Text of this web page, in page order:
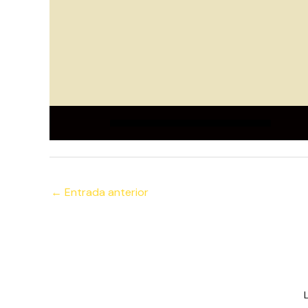
← Entrada anterior